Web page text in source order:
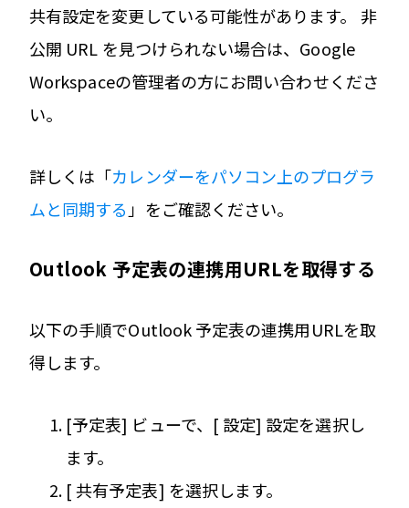
共有設定を変更している可能性があります。 非
公開 URL を見つけられない場合は、Google
Workspaceの管理者の方にお問い合わせくださ
い。
詳しくは「カレンダーをパソコン上のプログラ
ムと同期する」をご確認ください。
Outlook 予定表の連携用URLを取得する
以下の手順でOutlook 予定表の連携用URLを取
得します。
[予定表] ビューで、[ 設定] 設定を選択し
ます。
[ 共有予定表] を選択します。